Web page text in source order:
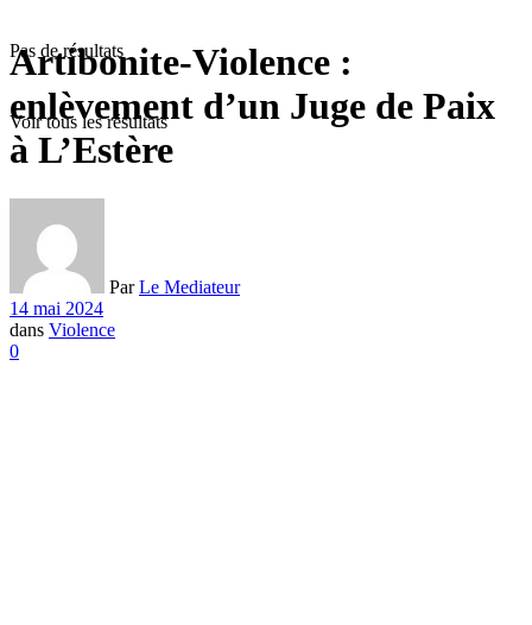
Pas de résultats
Voir tous les résultats
Artibonite-Violence :
enlèvement d’un Juge de Paix
à L’Estère
Par Le Mediateur
14 mai 2024
dans Violence
0